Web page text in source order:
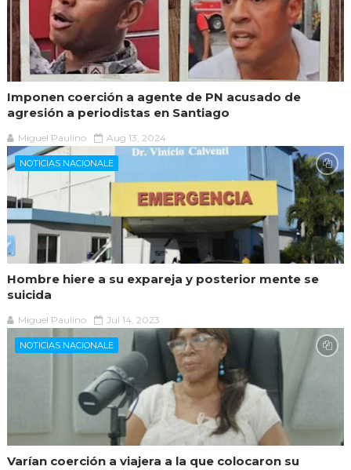
Imponen coerción a agente de PN acusado de
agresión a periodistas en Santiago
Miguel Paulino Aug 13, 2024
NOTICIAS NACIONALE
Hombre hiere a su expareja y posterior mente se
suicida
Miguel Paulino Jul 14, 2023
NOTICIAS NACIONALE
Varían coerción a viajera a la que colocaron su